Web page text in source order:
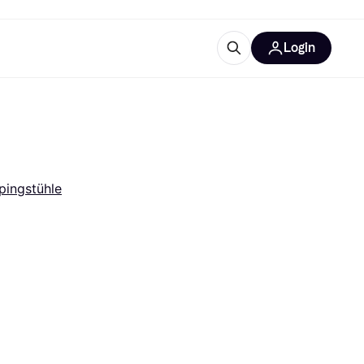
Login